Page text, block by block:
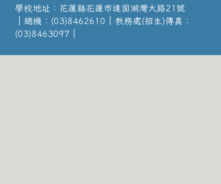
學校地址：花蓮縣花蓮市達固湖灣大路21號
│總機：(03)8462610│教務處(招生)傳真：
(03)8463097│